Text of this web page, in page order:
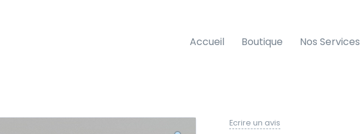
Accueil Boutique Nos Services
Ecrire un avis